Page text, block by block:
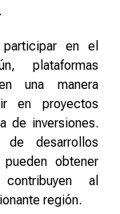
en el
plataformas
una manera
en proyectos
de inversiones.
desarrollos
obtener
al
región.